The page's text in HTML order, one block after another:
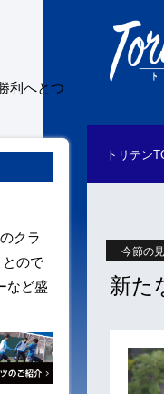
トリテン
今節の
新た
利へとつ
クラ
ので
など盛